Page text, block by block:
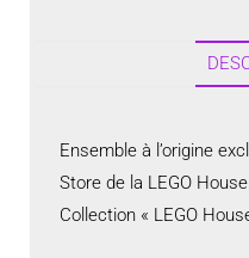
Ensemble à l’origine
Store de la LEGO
Collection « LEGO